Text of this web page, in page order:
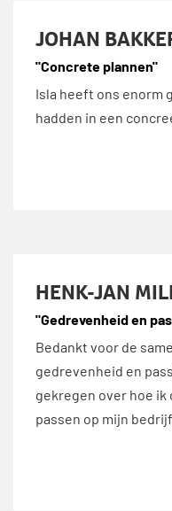
JOHAN
"Concrete plannen"
Isla heeft ons enorm
hadden in een
HENK-JAN
"Gedrevenheid en
Bedankt voor de
gedrevenheid en
gekregen over hoe
passen op mijn